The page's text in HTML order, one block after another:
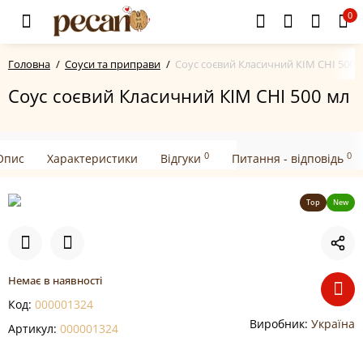
0
Головна Соуси та приправи Соус соєвий Класичний КІМ СНІ 500
Соус соєвий Класичний КІМ СНІ 500 мл
Характеристики Відгуки 0 Питання - відповідь 0
Top New
Немає в наявності
Код: 000001324
Артикул: 000001324 Виробник: Україна